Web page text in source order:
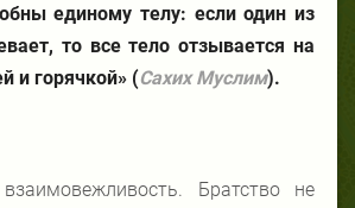
единому телу: если один из
то все тело отзывается на
и горячкой» (Сахих Муслим).
Братство не